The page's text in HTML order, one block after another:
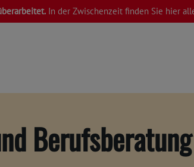
In der Zwischenzeit finden Sie hier